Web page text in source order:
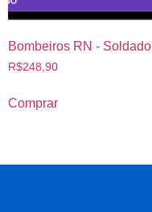
Bombeiros RN - Soldado
R$248,90
Comprar